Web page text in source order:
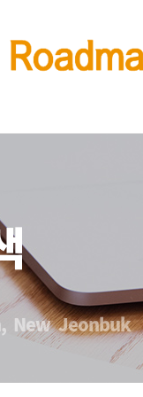
New Jeonbuk